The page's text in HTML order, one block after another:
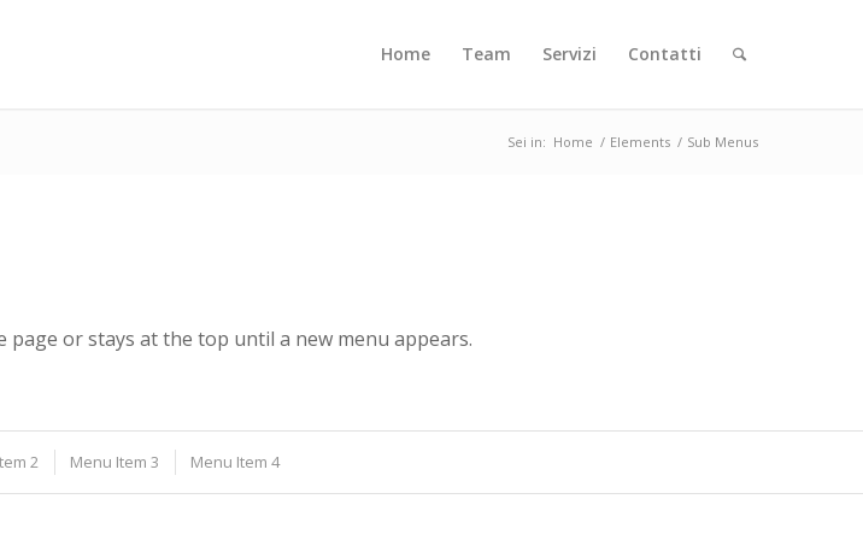
Home Team Servizi Contatti
Sei in: Home / Elements / Sub Menus
or stays at the top until a new menu appears.
2 Menu Item 3 Menu Item 4